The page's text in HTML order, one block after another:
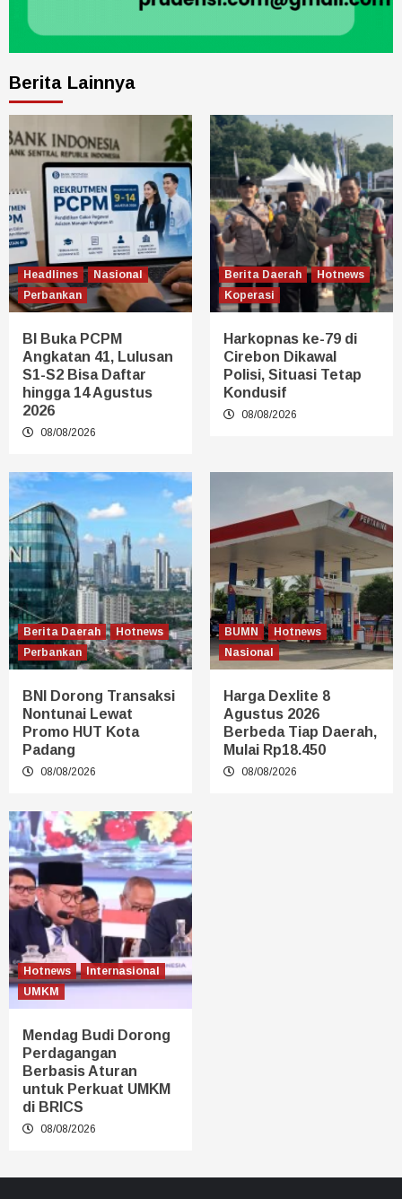
Berita Lainnya
Headlines
Nasional
Perbankan
BI Buka PCPM
Angkatan 41, Lulusan
S1-S2 Bisa Daftar
hingga 14 Agustus
2026
08/08/2026
Berita Daerah
Hotnews
Koperasi
Harkopnas ke-79 di
Cirebon Dikawal
Polisi, Situasi Tetap
Kondusif
08/08/2026
Berita Daerah
Hotnews
Perbankan
BNI Dorong Transaksi
Nontunai Lewat
Promo HUT Kota
Padang
08/08/2026
BUMN
Hotnews
Nasional
Harga Dexlite 8
Agustus 2026
Berbeda Tiap Daerah,
Mulai Rp18.450
08/08/2026
Hotnews
Internasional
UMKM
Mendag Budi Dorong
Perdagangan
Berbasis Aturan
untuk Perkuat UMKM
di BRICS
08/08/2026